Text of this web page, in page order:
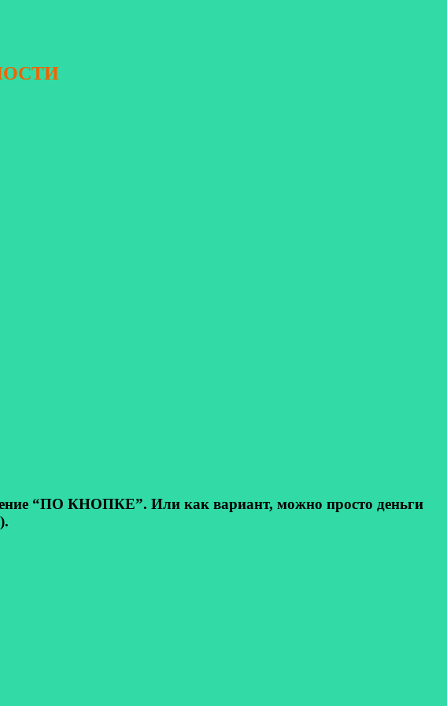
“ПО КНОПКЕ”. Или как вариант, можно просто деньги